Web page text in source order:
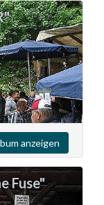
anzeigen
Fuse"